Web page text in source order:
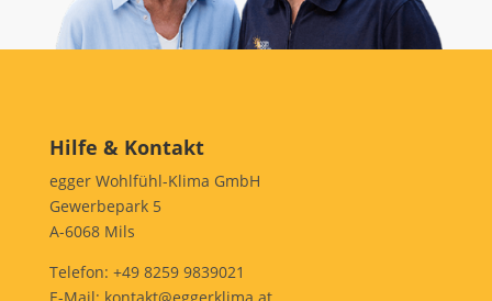
Hilfe & Kontakt
egger Wohlfühl-Klima GmbH
Gewerbepark 5
A-6068 Mils
Telefon: +49 8259 9839021